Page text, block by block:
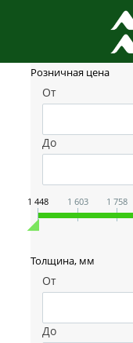
Фильтр товаров
Розничная цена
От
До
1 448 1 603 1 758
Толщина, мм
От
До